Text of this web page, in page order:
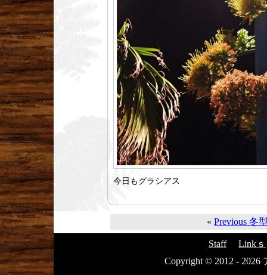
今日もグラシアス
« Previous 冬
Staff
Linkｓ
Copyright © 2012 - 2026